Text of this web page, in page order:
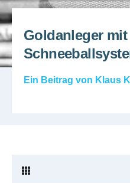
Goldanleger mit
Ein Beitrag von Klaus